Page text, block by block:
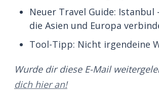
Neuer Travel Guide: Istanbul
die Asien und Europa
Tool-Tipp: Nicht irgendeine
Wurde dir diese E-Mail
dich hier an!